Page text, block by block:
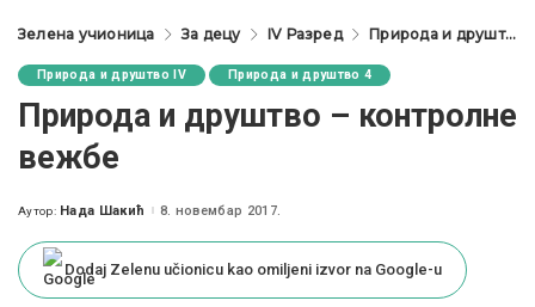
Зелена учионица За децу IV Разред Природа и друштво IV
Природа и друштво IV Природа и друштво 4
Природа и друштво – контролне
вежбе
Posted
Аутор: Нада Шакић 8. новембар 2017.
Dodaj Zelenu učionicu kao omiljeni izvor na Google-u